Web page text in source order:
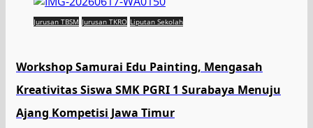
Jurusan TBSM Jurusan TKRO Liputan Sekolah
Workshop Samurai Edu Painting, Mengasah
Kreativitas Siswa SMK PGRI 1 Surabaya Menuju
Ajang Kompetisi Jawa Timur